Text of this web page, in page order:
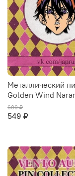
Металлический
Golden Wind
600 ₽
549 ₽